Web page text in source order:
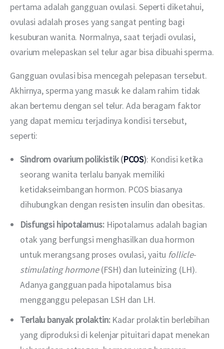
pertama adalah gangguan ovulasi. Seperti diketahui,
ovulasi adalah proses yang sangat penting bagi
kesuburan wanita. Normalnya, saat terjadi ovulasi,
ovarium melepaskan sel telur agar bisa dibuahi sperma.
Gangguan ovulasi bisa mencegah pelepasan tersebut.
Akhirnya, sperma yang masuk ke dalam rahim tidak
akan bertemu dengan sel telur. Ada beragam faktor
yang dapat memicu terjadinya kondisi tersebut,
seperti:
Sindrom ovarium polikistik (PCOS): Kondisi ketika
seorang wanita terlalu banyak memiliki
ketidakseimbangan hormon. PCOS biasanya
dihubungkan dengan resisten insulin dan obesitas.
Disfungsi hipotalamus: Hipotalamus adalah bagian
otak yang berfungsi menghasilkan dua hormon
untuk merangsang proses ovulasi, yaitu follicle-
stimulating hormone(FSH) dan luteinizing (LH).
Adanya gangguan pada hipotalamus bisa
mengganggu pelepasan LSH dan LH.
Terlalu banyak prolaktin:Kadar prolaktin berlebihan
yang diproduksi di kelenjar pituitari dapat menekan